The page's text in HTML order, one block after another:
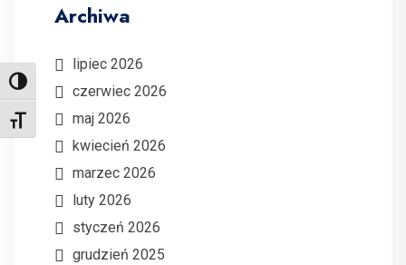
Toggle High Contrast
Toggle Font size
Archiwa
lipiec 2026
czerwiec 2026
maj 2026
kwiecień 2026
marzec 2026
luty 2026
styczeń 2026
grudzień 2025